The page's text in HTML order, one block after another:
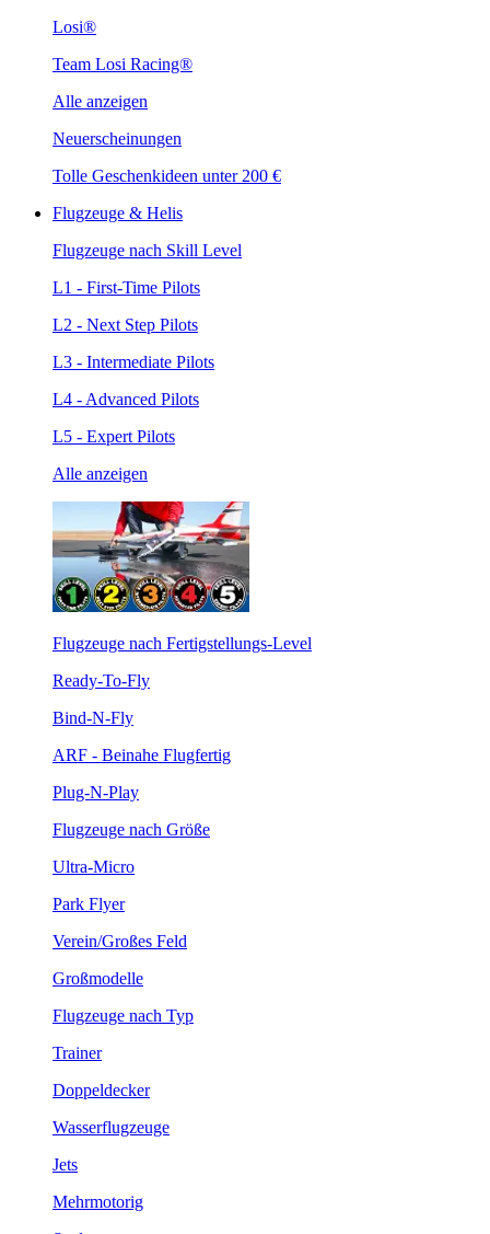
Losi®
Team Losi Racing®
Alle anzeigen
Neuerscheinungen
Tolle Geschenkideen unter 200 €
Flugzeuge & Helis
Flugzeuge nach Skill Level
L1 - First-Time Pilots
L2 - Next Step Pilots
L3 - Intermediate Pilots
L4 - Advanced Pilots
L5 - Expert Pilots
Alle anzeigen
Flugzeuge nach Fertigstellungs-Level
Ready-To-Fly
Bind-N-Fly
ARF - Beinahe Flugfertig
Plug-N-Play
Flugzeuge nach Größe
Ultra-Micro
Park Flyer
Verein/Großes Feld
Großmodelle
Flugzeuge nach Typ
Trainer
Doppeldecker
Wasserflugzeuge
Jets
Mehrmotorig